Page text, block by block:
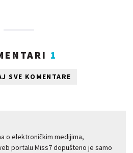
1
SVE KOMENTARE
o elektroničkim medijima,
portalu Miss7 dopušteno je samo